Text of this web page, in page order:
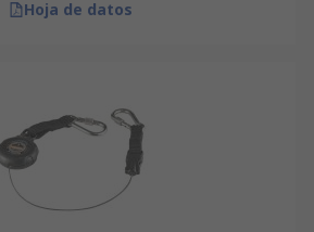
Hoja de datos